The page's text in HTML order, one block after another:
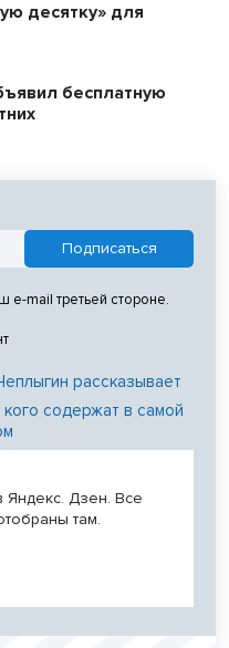
десятку» для
бесплатную
e-mail третьей стороне.
рассказывает
содержат в самой
Яндекс. Дзен. Все
там.